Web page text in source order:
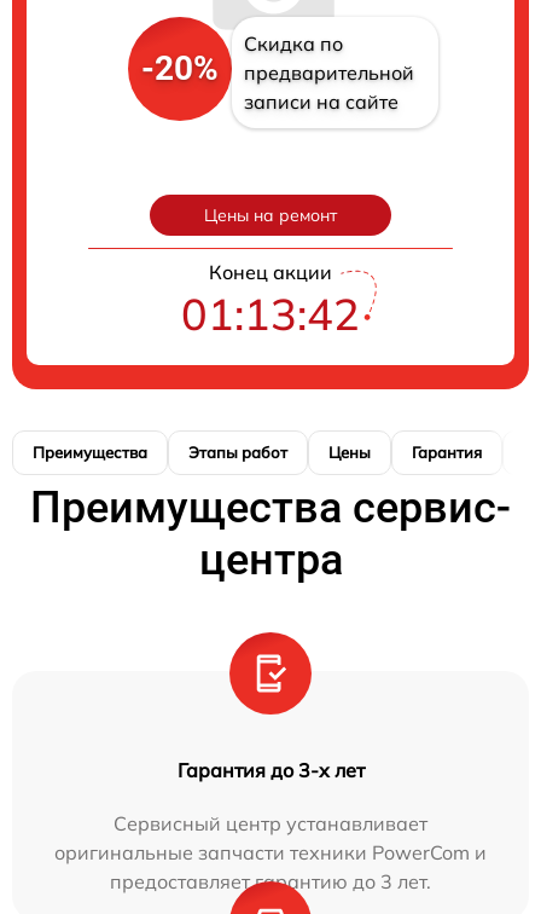
-20%
Скидка по
предварительной
записи на сайте
Цены на ремонт
Конец акции
01:13:41
Преимущества Этапы работ Цены Гарантия
Преимущества сервис-
центра
Гарантия до 3-х лет
Сервисный центр устанавливает
оригинальные запчасти техники PowerCom и
предоставляет гарантию до 3 лет.